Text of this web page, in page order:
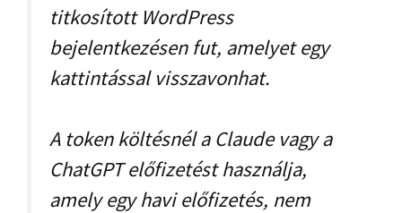
titkosított WordPress
bejelentkezésen fut, amelyet egy
kattintással visszavonhat.
A token költésnél a Claude vagy a
ChatGPT előfizetést használja,
amely egy havi előfizetés, nem